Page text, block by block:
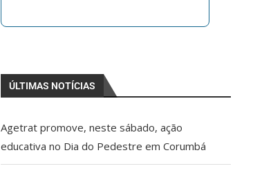
ÚLTIMAS NOTÍCIAS
Agetrat promove, neste sábado, ação
educativa no Dia do Pedestre em Corumbá